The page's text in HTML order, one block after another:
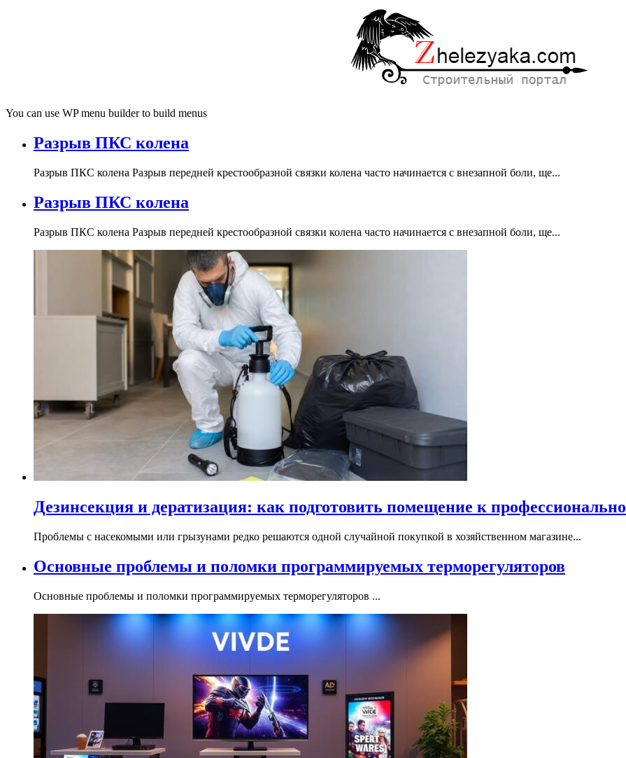
You can use WP menu builder to build menus
Разрыв ПКС колена
Разрыв ПКС колена Разрыв передней крестообразной связки колена часто начинается с внезапной боли, ще...
Разрыв ПКС колена
Разрыв ПКС колена Разрыв передней крестообразной связки колена часто начинается с внезапной боли, ще...
Дезинсекция и дератизация: как подготовить помещение к
Проблемы с насекомыми или грызунами редко решаются одной случайной покупкой в хозяйственном магазине...
Основные проблемы и поломки программируемых терморегуляторов
Основные проблемы и поломки программируемых терморегуляторов ...